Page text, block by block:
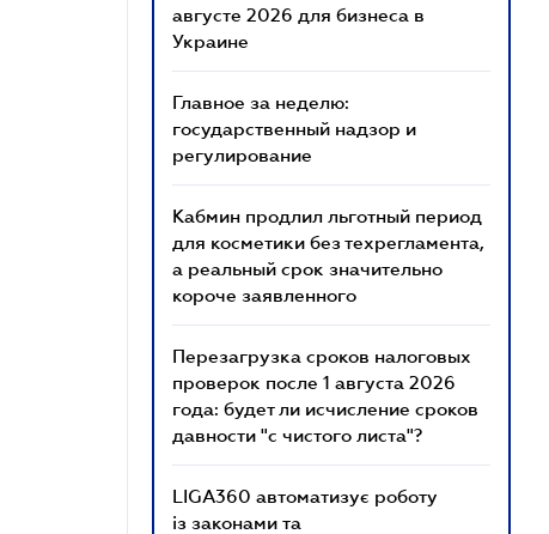
августе 2026 для бизнеса в
Украине
Главное за неделю:
государственный надзор и
регулирование
Кабмин продлил льготный период
для косметики без техрегламента,
а реальный срок значительно
короче заявленного
Перезагрузка сроков налоговых
проверок после 1 августа 2026
года: будет ли исчисление сроков
давности "с чистого листа"?
LIGA360 автоматизує роботу
із законами та